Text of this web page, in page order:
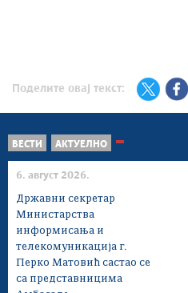
Поделите овај текст:
ВЕСТИ АКТУЕЛНО
6. август 2026.
Државни секретар
Министарства
информисања и
телекомуникација г.
Перко Матовић састао се
са представницима